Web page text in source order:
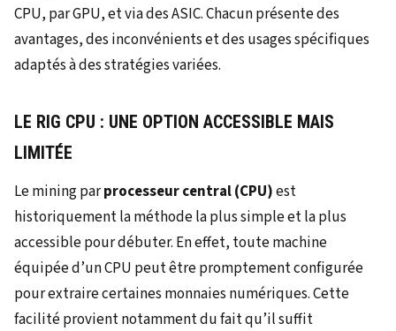
CPU, par GPU, et via des ASIC. Chacun présente des
avantages, des inconvénients et des usages spécifiques
adaptés à des stratégies variées.
LE RIG CPU : UNE OPTION ACCESSIBLE MAIS
LIMITÉE
Le mining parprocesseur central (CPU)est
historiquement la méthode la plus simple et la plus
accessible pour débuter. En effet, toute machine
équipée d’un CPU peut être promptement configurée
pour extraire certaines monnaies numériques. Cette
facilité provient notamment du fait qu’il suffit